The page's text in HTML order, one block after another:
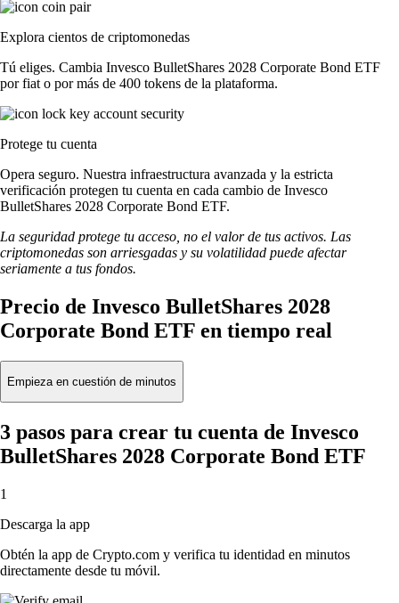
Explora cientos de criptomonedas
Tú eliges. Cambia Invesco BulletShares 2028 Corporate Bond ETF
por fiat o por más de 400 tokens de la plataforma.
Protege tu cuenta
Opera seguro. Nuestra infraestructura avanzada y la estricta
verificación protegen tu cuenta en cada cambio de Invesco
BulletShares 2028 Corporate Bond ETF.
La seguridad protege tu acceso, no el valor de tus activos. Las
criptomonedas son arriesgadas y su volatilidad puede afectar
seriamente a tus fondos.
Precio de Invesco BulletShares 2028
Corporate Bond ETF en tiempo real
Empieza en cuestión de minutos
3 pasos para crear tu cuenta de Invesco
BulletShares 2028 Corporate Bond ETF
1
Descarga la app
Obtén la app de Crypto.com y verifica tu identidad en minutos
directamente desde tu móvil.